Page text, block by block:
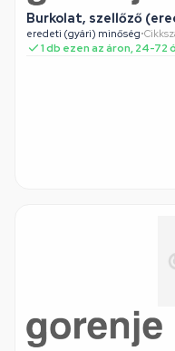
Burkolat, szellőző
eredeti (gyári) minőség•
1 db ezen az áron, 24-